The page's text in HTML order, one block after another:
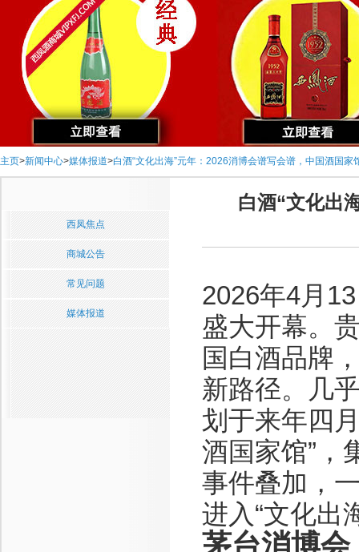
主页>新闻中心>媒体报道>白酒“文化出海”元年：2026消博会谱写会谱，中国酒国家
西凤焦点
商城公告
常见问题
媒体报道
白酒“文化出
2026年4月
盛大开幕。
国白酒品牌
新路径。几
划于来年四
酒国家馆”，
事件叠加，
进入“文化出
茅台消博